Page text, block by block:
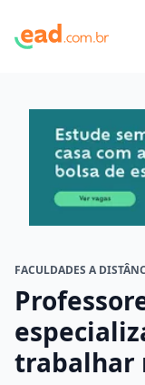
FACULDADES A
trabalhar